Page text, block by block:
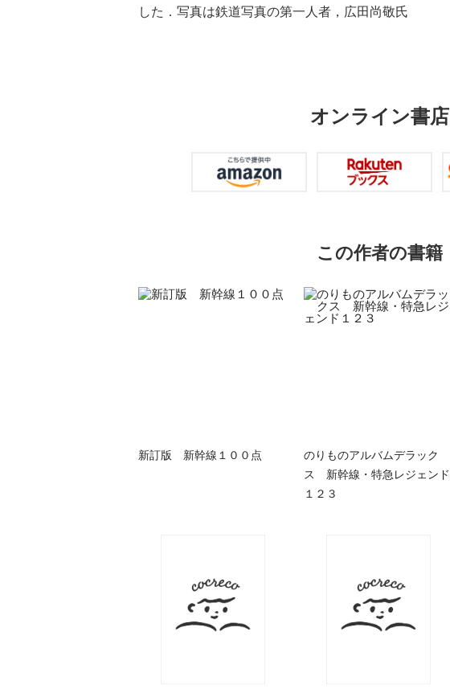
した．写真は鉄道写真の第一人者，広田尚敬氏
オンライン書店
この作者の書籍
新訂版 新幹線１００点
のりものアルバムデラック
ス 新幹線・特急レジェンド
１２３